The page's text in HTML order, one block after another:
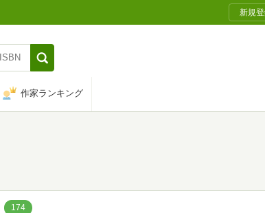
新規
作家ランキング
174